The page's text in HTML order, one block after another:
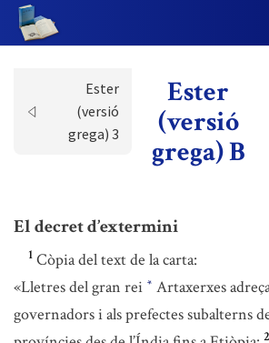
Ester
(versió
grega) 3
Ester
(versió
grega) B
El decret d’extermini
1 Còpia del text de la carta:
«Lletres del gran rei * Artaxerxes
governadors i als prefectes subalterns
2